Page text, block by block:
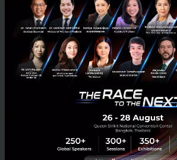
accelerate proactive expansion into
fullest extent. The move will ready the Group
September 23, 2021| By Techsauce Team
21
News SCBX SCB Group